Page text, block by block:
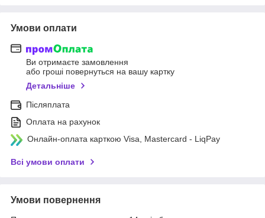
Умови оплати
Ви отримаєте замовлення
або гроші повернуться на вашу картку
Детальніше
Післяплата
Оплата на рахунок
Онлайн-оплата карткою Visa, Mastercard - LiqPay
Всі умови оплати
Умови повернення